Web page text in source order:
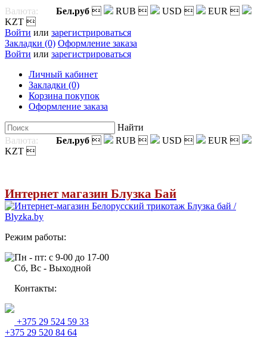
Валюта: Бел.руб  RUB  USD  EUR 
KZT 
Войти или зарегистрироваться
Закладки (0) Оформление заказа
Войти или зарегистрироваться
Личный кабинет
Закладки (0)
Корзина покупок
Оформление заказа
Найти
Валюта:
Бел.руб  RUB  USD  EUR 
KZT 
Интернет магазин Блузка Бай
Режим работы:
Пн - пт: с 9-00 до 17-00
Сб, Вс - Выходной
Контакты:
+375 29 524 59 33
+375 29 520 84 64